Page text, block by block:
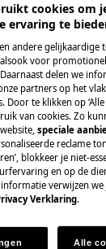
de filters en
reiniging en
.
voordat
vuil van de
warm
cookies om
ervaring te
andere gelijkaardige
voor
delen we
partners op het
te klikken op ‘Alle
van cookies. Zo
speciale
reclame
blokkeer je niet-
en op de
verwijzen we
Verklaring.
Alle